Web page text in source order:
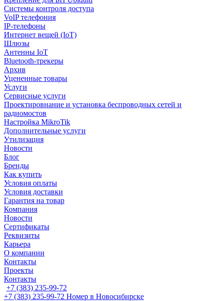
Системы контроля доступа
VoIP телефония
IP-телефоны
Интернет вещей (IoT)
Шлюзы
Антенны IoT
Bluetooth-трекеры
Архив
Уцененные товары
Услуги
Сервисные услуги
Проектировнание и установка беспроводных сетей и
радиомостов
Настройка MikroTik
Дополнительные услуги
Утилизация
Новости
Блог
Бренды
Как купить
Условия оплаты
Условия доставки
Гарантия на товар
Компания
Новости
Сертификаты
Реквизиты
Карьера
О компании
Контакты
Проекты
Контакты
+7 (383) 235-99-72
+7 (383) 235-99-72 Номер в Новосибирске